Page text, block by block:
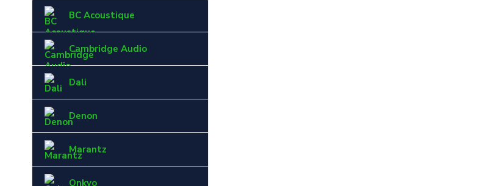
BC Acoustique
Cambridge Audio
Dali
Denon
Marantz
Onkyo